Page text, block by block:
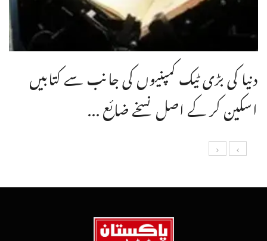
دنیا کی بڑی ٹیک کمپنیوں کی جانب سے کتابیں
اسکین کر کے اصل نسخے ضائع ...